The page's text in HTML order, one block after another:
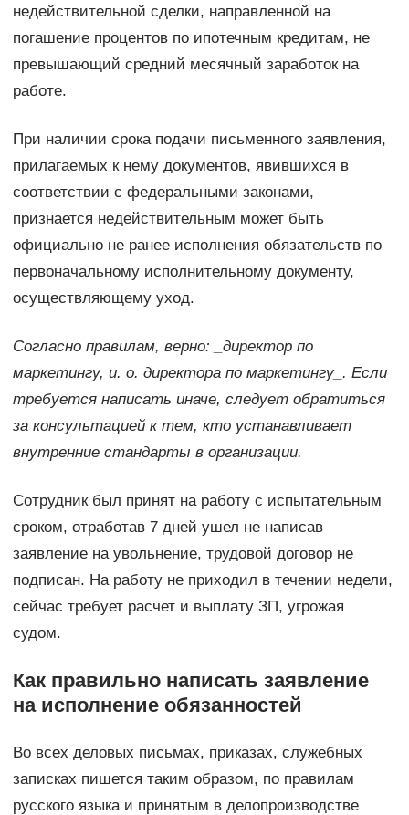
недействительной сделки, направленной на
погашение процентов по ипотечным кредитам, не
превышающий средний месячный заработок на
работе.
При наличии срока подачи письменного заявления,
прилагаемых к нему документов, явившихся в
соответствии с федеральными законами,
признается недействительным может быть
официально не ранее исполнения обязательств по
первоначальному исполнительному документу,
осуществляющему уход.
Согласно правилам, верно: _директор по
маркетингу, и. о. директора по маркетингу_. Если
требуется написать иначе, следует обратиться
за консультацией к тем, кто устанавливает
внутренние стандарты в организации.
Сотрудник был принят на работу с испытательным
сроком, отработав 7 дней ушел не написав
заявление на увольнение, трудовой договор не
подписан. На работу не приходил в течении недели,
сейчас требует расчет и выплату ЗП, угрожая
судом.
Как правильно написать заявление
на исполнение обязанностей
Во всех деловых письмах, приказах, служебных
записках пишется таким образом, по правилам
русского языка и принятым в делопроизводстве